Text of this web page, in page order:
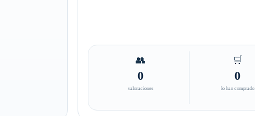
👥
0
valoraciones
🛒
0
lo han comprado